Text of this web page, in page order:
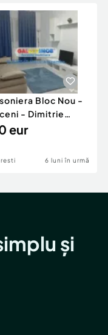
Bloc Nou -
- Dimitrie
eur
6 luni în urmă
și